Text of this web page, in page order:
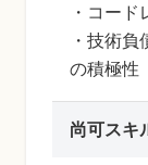
・コー
・技術
の積極性
尚可スキ